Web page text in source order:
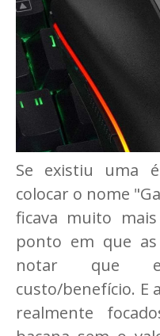
Se existiu uma
colocar o nome
ficava muito
ponto em que as
notar que
custo/benefício. E
realmente